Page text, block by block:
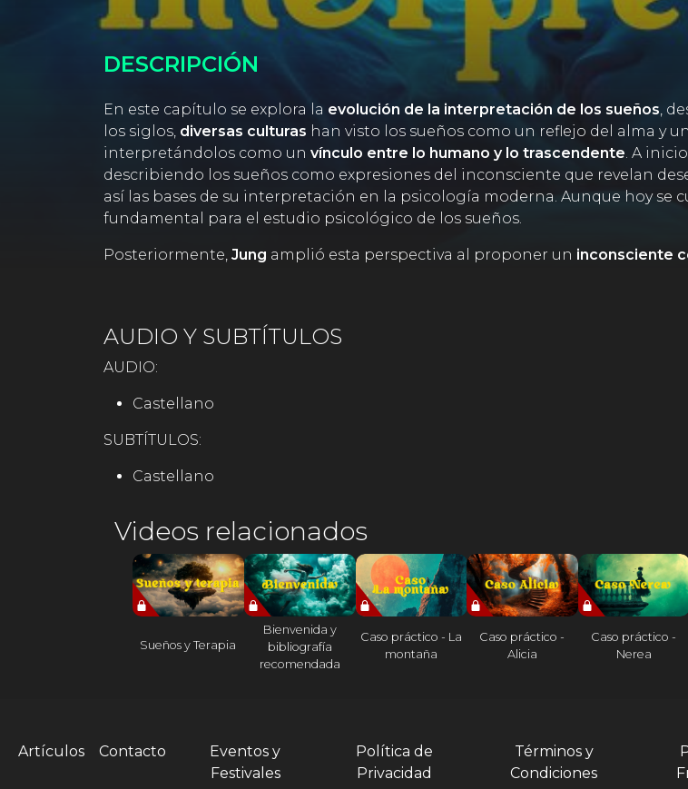
DESCRIPCIÓN
En este capítulo se explora la evolución de la interpretación de los sueños,
los siglos, diversas culturas han visto los sueños como un reflejo del alma y
interpretándolos como un vínculo entre lo humano y lo trascendente. A
describiendo los sueños como expresiones del inconsciente que revelan
así las bases de su interpretación en la psicología moderna. Aunque hoy se
fundamental para el estudio psicológico de los sueños.
Posteriormente, Jung amplió esta perspectiva al proponer un inconsciente
comprenderse desde la experiencia personal del soñante.
AUDIO Y SUBTÍTULOS
AUDIO:
Castellano
SUBTÍTULOS:
Castellano
Videos relacionados
Sueños y Terapia
Bienvenida y
bibliografía
recomendada
Caso práctico - La
montaña
Caso práctico -
Alicia
Caso práctico -
Nerea
Artículos Contacto
Eventos y
Festivales
Política de
Privacidad
Términos y
Condiciones